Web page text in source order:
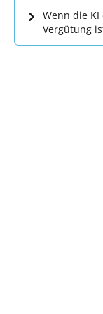
Wenn die
Vergütung